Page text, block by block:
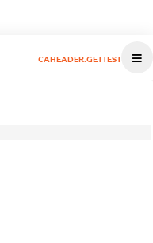
CAHEADER.GETTEST